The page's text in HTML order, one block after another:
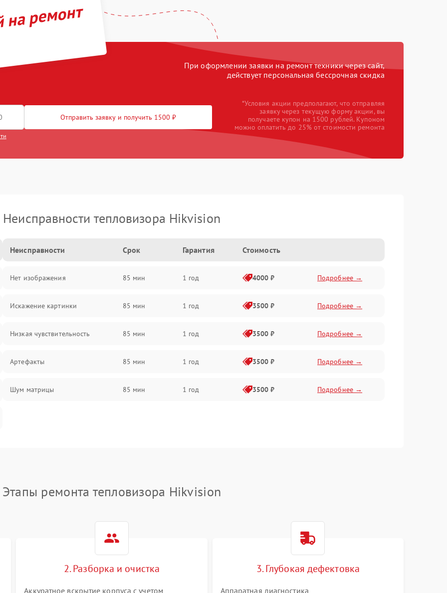
ремонт
При оформлении заявки на ремонт техники через сайт,
действует персональная бессрочная скидка
Отправить заявку и получить 1500 ₽
*Условия акции предполагают, что отправляя
заявку через текущую форму акции, вы
получаете купон на 1500 рублей. Купоном
можно оплатить до 25% от стоимости ремонта
Неисправности тепловизора Hikvision
Неисправности Срок Гарантия Стоимость
Нет изображения 85 мин 1 год 4000 ₽ Подробнее →
Искажение картинки 85 мин 1 год 3500 ₽ Подробнее →
Низкая чувствительность 85 мин 1 год 3500 ₽ Подробнее →
Артефакты 85 мин 1 год 3500 ₽ Подробнее →
Шум матрицы 85 мин 1 год 3500 ₽ Подробнее →
Этапы ремонта тепловизора Hikvision
2. Разборка и очистка
Аккуратное вскрытие корпуса с учетом
3. Глубокая дефектовка
Аппаратная диагностика